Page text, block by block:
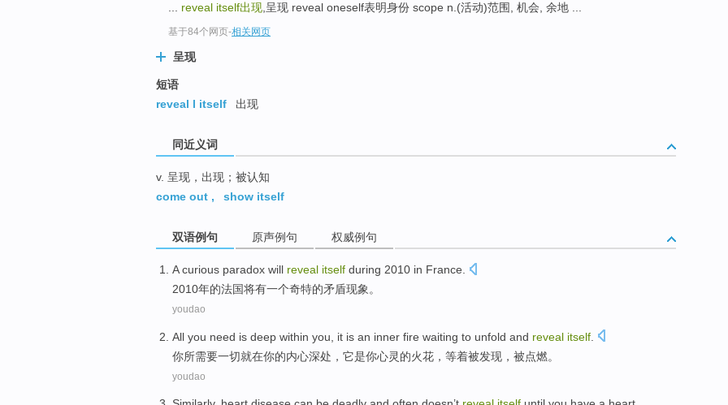
reveal itself出现 ,呈现 reveal oneself表明身份 scope n.(活动)范围, 机会, 余地 ...
基于84个网页-相关网页
呈现
短语
reveal l itself
出现
同近义词
v. 呈现，出现；被认知
come out , show itself
双语例句 原声例句 权威例句
A curious paradox will reveal itself during 2010 in France
2010年的法国将有一个奇特的矛盾现象 。
youdao
All you need is deep within you , it is an inner fire waiting to unfold and reveal itself
你所需要一切就在你的内心深处 ， 它是你心灵的火花 ， 等着被发现，被点燃。
youdao